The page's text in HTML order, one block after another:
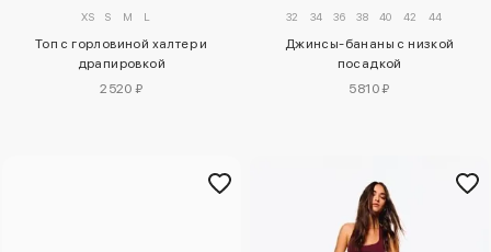
XS S M L
Топ с горловиной халтер и
драпировкой
2520 ₽
32 34 36 38 40 42 44
Джинсы-бананы с низкой
посадкой
5810 ₽